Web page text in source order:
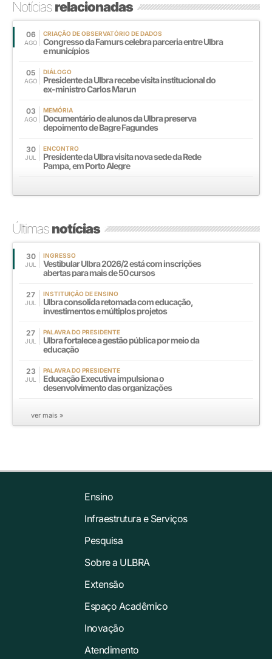
Notíciasrelacionadas
06
AGO
CRIAÇÃO DE OBSERVATÓRIO DE DADOS
Congresso da Famurs celebra parceria entre Ulbra
e municípios
05
AGO
DIÁLOGO
Presidente da Ulbra recebe visita institucional do
ex-ministro Carlos Marun
03
AGO
MEMÓRIA
Documentário de alunos da Ulbra preserva
depoimento de Bagre Fagundes
30
JUL
ENCONTRO
Presidente da Ulbra visita nova sede da Rede
Pampa, em Porto Alegre
Últimasnotícias
30
JUL
INGRESSO
Vestibular Ulbra 2026/2 está com inscrições
abertas para mais de 50 cursos
27
JUL
INSTITUIÇÃO DE ENSINO
Ulbra consolida retomada com educação,
investimentos e múltiplos projetos
27
JUL
PALAVRA DO PRESIDENTE
Ulbra fortalece a gestão pública por meio da
educação
23
JUL
PALAVRA DO PRESIDENTE
Educação Executiva impulsiona o
desenvolvimento das organizações
ver mais »
Ensino
Infraestrutura e Serviços
Pesquisa
Sobre a ULBRA
Extensão
Espaço Acadêmico
Inovação
Atendimento